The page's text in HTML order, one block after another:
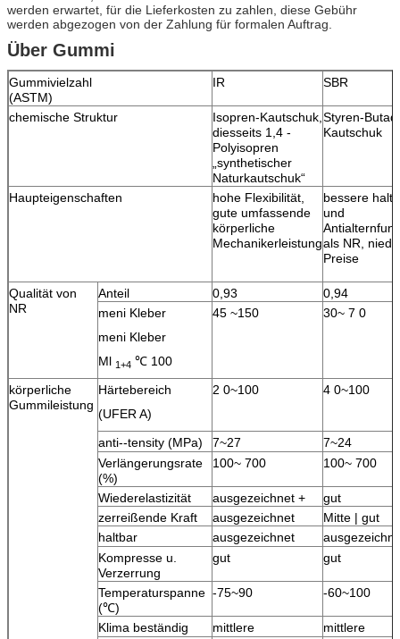
werden erwartet, für die Lieferkosten zu zahlen, diese Gebühr
werden abgezogen von der Zahlung für formalen Auftrag.
Über Gummi
Gummivielzahl
(ASTM)
IR SBR
chemische Struktur
Isopren-Kautschuk,
diesseits 1,4 -
Polyisopren
„synthetischer
Naturkautschuk“
Styren-
Kautschuk
Haupteigenschaften
hohe Flexibilität,
gute umfassende
körperliche
Mechanikerleistung
bessere
und
als NR,
Preise
Qualität von
NR
Anteil 0,93
0,94
meni Kleber
meni Kleber
Ml 1+4 ℃ 100
45 ~150 30~ 7 0
körperliche
Gummileistung
Härtebereich
(UFER A)
2 0~100 4 0~100
anti--tensity (MPa) 7~27
7~24
Verlängerungsrate
(%)
100~ 700 100~ 700
Wiederelastizität ausgezeichnet +
gut
zerreißende Kraft
ausgezeichnet
Mitte | gut
haltbar
ausgezeichnet
Kompresse u.
Verzerrung
gut gut
Temperaturspanne
(℃)
-75~90 -60~100
Klima beständig mittlere
mittlere